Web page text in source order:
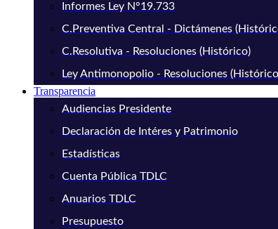
Informes Ley N°19.733
C.Preventiva Central - Dictámenes
C.Resolutiva - Resoluciones (Histórico)
Ley Antimonopolio - Resoluciones
Transparencia
Audiencias Presidente
Declaración de Intéres y Patrimonio
Estadísticas
Cuenta Pública TDLC
Anuarios TDLC
Presupuesto